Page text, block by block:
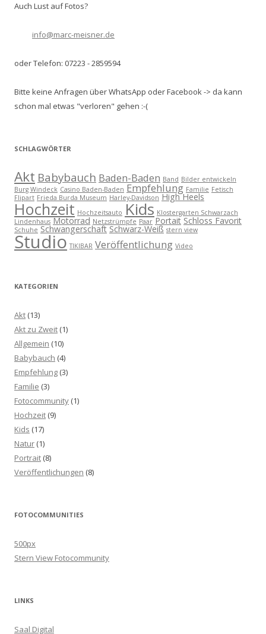
Auch Lust auf Fotos?
info@marc-meisner.de
oder Telefon: 07223 - 2859594
Bitte keine Anfragen über WhatsApp oder Facebook -> da kann
schon mal etwas "verloren" gehen :-(
SCHLAGWÖRTER
Akt Babybauch Baden-Baden Band Bilder entwickeln
Burg Windeck Casino Baden-Baden Empfehlung Familie Fetisch
Flipart Frieda Burda Museum Harley-Davidson High Heels
Hochzeit Hochzeitsauto Kids Klostergarten Schwarzach
Lindenhaus Motorrad Netzstrümpfe Paar Portait Schloss Favorit
Schuhe Schwangerschaft Schwarz-Weiß stern view
Studio TIKIBAR Veröffentlichung Video
KATEGORIEN
Akt (13)
Akt zu Zweit (1)
Allgemein (10)
Babybauch (4)
Empfehlung (3)
Familie (3)
Fotocommunity (1)
Hochzeit (9)
Kids (17)
Natur (1)
Portrait (8)
Veröffentlichungen (8)
FOTOCOMMUNITIES
500px
Stern View Fotocommunity
LINKS
Saal Digital